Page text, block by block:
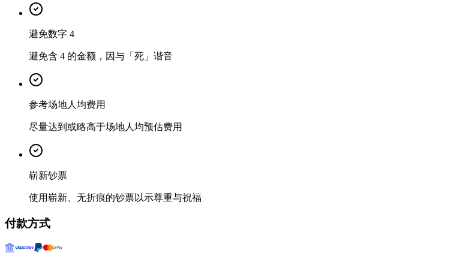
避免数字 4
避免含 4 的金额，因与「死」谐音
参考场地人均费用
尽量达到或略高于场地人均预估费用
崭新钞票
使用崭新、无折痕的钞票以示尊重与祝福
付款方式